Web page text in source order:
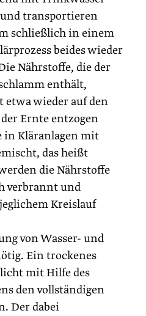
transportieren
schließlich in einem
beides wieder
Nährstoffe, die der
enthält,
etwa wieder auf den
Ernte entzogen
in Kläranlagen mit
das heißt
die Nährstoffe
verbrannt und
Kreislauf
von Wasser- und
Ein trockenes
mit Hilfe des
den vollständigen
Der dabei